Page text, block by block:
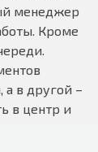
менеджер
Кроме
а в другой –
в центр и